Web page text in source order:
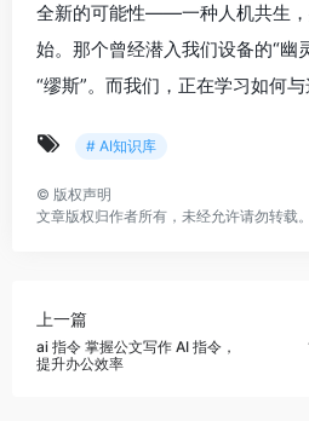
全新的可能性——一种人机共生
始。那个曾经潜入我们设备的“幽
“缪斯”。而我们，正在学习如何与
# AI知识库
© 版权声明
文章版权归作者所有，未经允许请勿转载。
上一篇
ai 指令 掌握公文写作 AI 指令，
提升办公效率